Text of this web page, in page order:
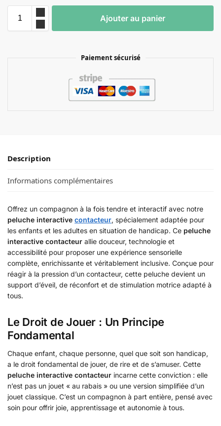
Ajouter au panier
Paiement sécurisé
Description
Informations complémentaires
Offrez un compagnon à la fois tendre et interactif avec notre
peluche interactive contacteur, spécialement adaptée pour
les enfants et les adultes en situation de handicap. Ce peluche
interactive contacteur allie douceur, technologie et
accessibilité pour proposer une expérience sensorielle
complète, enrichissante et véritablement inclusive. Conçue pour
réagir à la pression d’un contacteur, cette peluche devient un
support d’éveil, de réconfort et de stimulation motrice adapté à
tous.
Le Droit de Jouer : Un Principe
Fondamental
Chaque enfant, chaque personne, quel que soit son handicap,
a le droit fondamental de jouer, de rire et de s’amuser. Cette
peluche interactive contacteur incarne cette conviction : elle
n’est pas un jouet « au rabais » ou une version simplifiée d’un
jouet classique. C’est un compagnon à part entière, pensé avec
soin pour offrir joie, apprentissage et autonomie à tous.